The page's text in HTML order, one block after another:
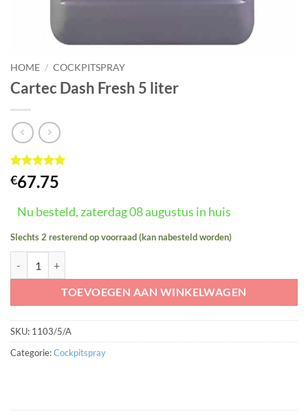
HOME / COCKPITSPRAY
Cartec Dash Fresh 5 liter
Gewaardeerd
5op 5
op
1
klant
€67.75
Nu besteld, zaterdag 08 augustus in huis
Slechts 2 resterend op voorraad (kan nabesteld worden)
TOEVOEGEN AAN WINKELWAGEN
SKU: 1103/5/A
Categorie:Cockpitspray